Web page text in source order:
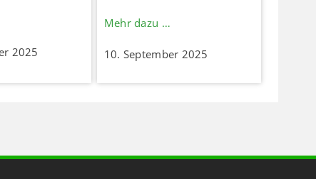
2025
Mehr dazu …
10. September 2025